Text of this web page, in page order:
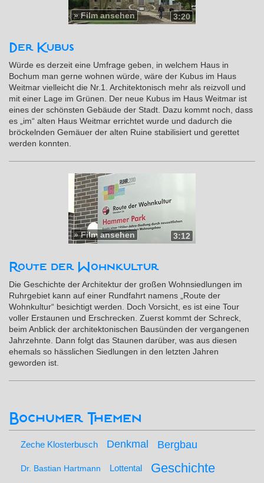
3:20
»Film ansehen
Der Kubus
Würde es derzeit eine Umfrage geben, in welchem Haus in
Bochum man gerne wohnen würde, wäre der Kubus im Haus
Weitmar vielleicht die Nr.1. Architektonisch mehr als reizvoll und
mit einer Lage im Grünen. Der neue Kubus im Haus Weitmar ist
eines der schönsten Gebäude der Stadt. Dazu kommt noch, dass
es „im“ alten Haus Weitmar errichtet wurde und dadurch die
bröckelnden Gemäuer der alten Ruine stabilisiert und gerettet
werden konnten.
3:12
»Film ansehen
Route der Wohnkultur
Die Geschichte der Architektur der großen Wohnsiedlungen im
Ruhrgebiet kann auf einer Rundfahrt namens „Route der
Wohnkultur“ besichtigt werden. Doch Vorsicht, es ist eine Tour
voller Erstaunen und Erschrecken. Zuerst kommt der Schreck,
beim Anblick der architektonischen Bausünden der vergangenen
Jahrzehnte. Dann folgt das Staunen darüber, was aus diesen
ehemals so hässlichen Siedlungen in den letzten Jahren
geworden ist.
Bochumer Themen
Zeche Klosterbusch Denkmal Bergbau
Dr. Bastian Hartmann Lottental Geschichte